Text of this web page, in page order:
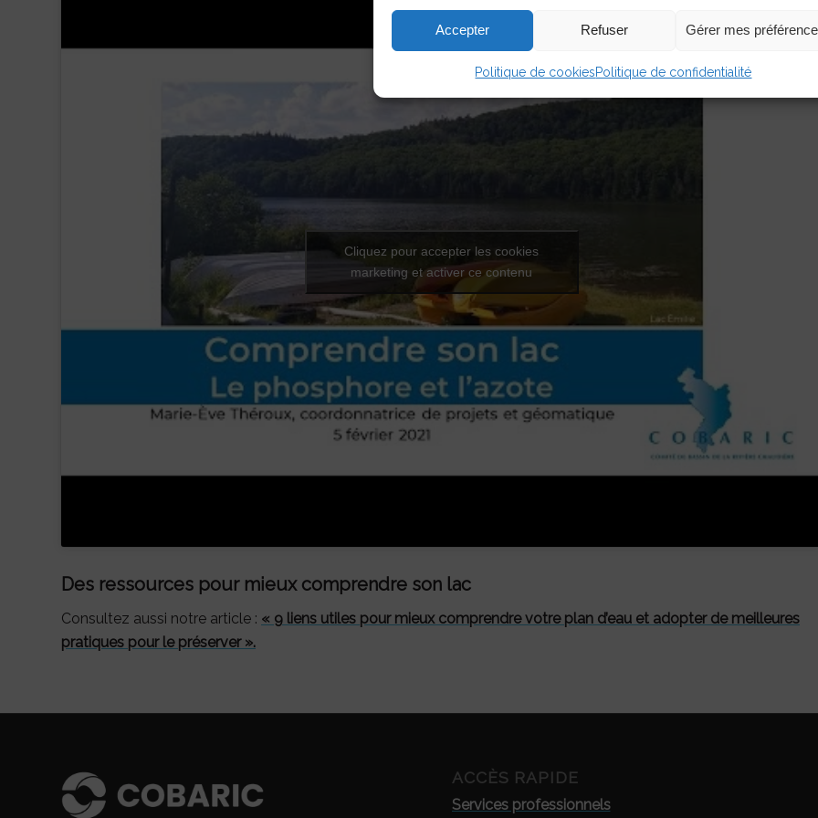
Accepter Refuser Gérer mes
Politique de cookiesPolitique de confidentialité
Cliquez pour accepter les cookies
marketing et activer ce contenu
Des ressources pour mieux comprendre son lac
Consultez aussi notre article : « 9 liens utiles pour mieux comprendre votre plan d’eau et adopter de meilleures
pratiques pour le préserver ».
ACCÈS RAPIDE
Services professionnels